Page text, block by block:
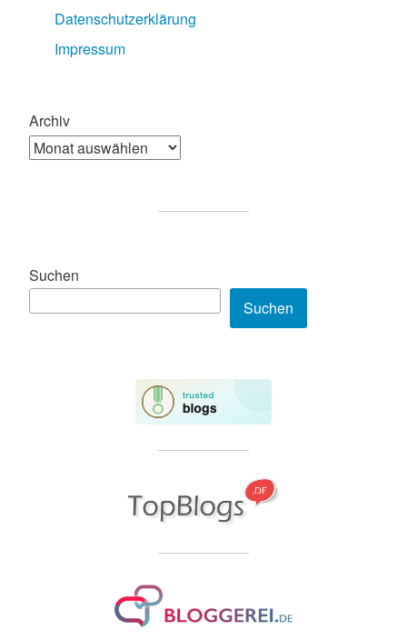
Datenschutzerklärung
Impressum
Archiv
Suchen
Suchen